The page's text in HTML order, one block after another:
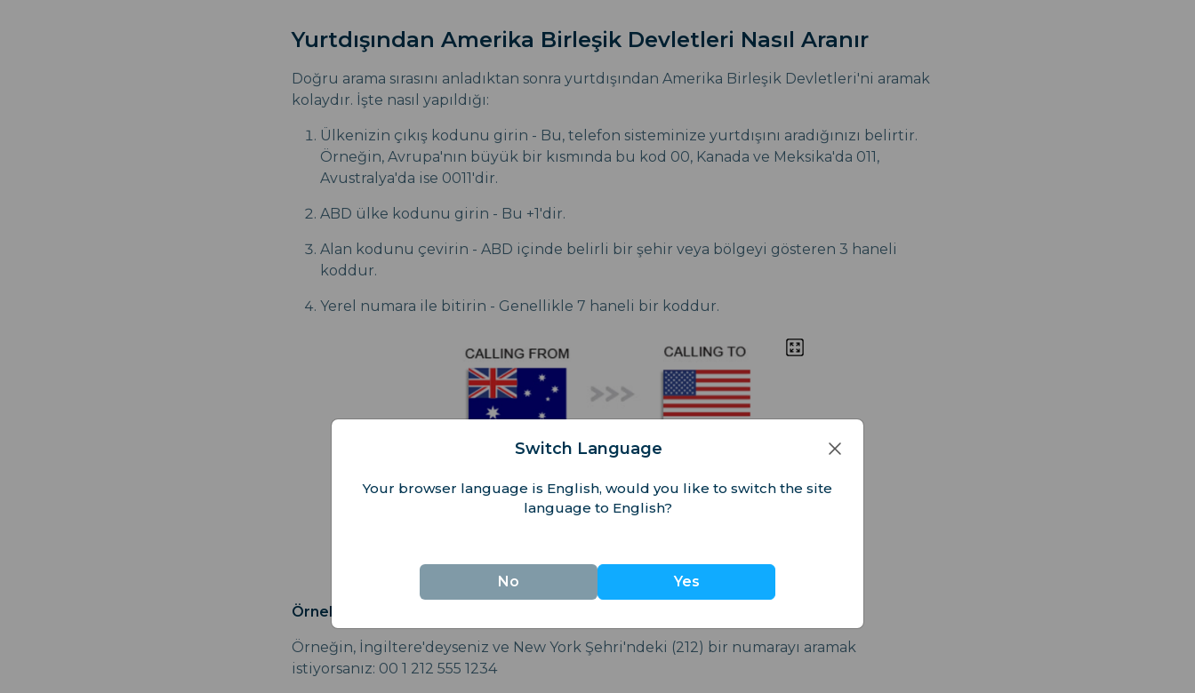
Yurtdışından Amerika Birleşik Devletleri Nasıl Aranır
Doğru arama sırasını anladıktan sonra yurtdışından Amerika Birleşik Devletleri'ni aramak
kolaydır. İşte nasıl yapıldığı:
Ülkenizin çıkış kodunu girin - Bu, telefon sisteminize yurtdışını aradığınızı belirtir.
Örneğin, Avrupa'nın büyük bir kısmında bu kod 00, Kanada ve Meksika'da 011,
Avustralya'da ise 0011'dir.
ABD ülke kodunu girin - Bu +1'dir.
Alan kodunu çevirin - ABD içinde belirli bir şehir veya bölgeyi gösteren 3 haneli
koddur.
Yerel numara ile bitirin - Genellikle 7 haneli bir koddur.
Örnek:
Örneğin, İngiltere'deyseniz ve New York Şehri'ndeki (212) bir numarayı aramak
istiyorsanız: 00 1 212 555 1234
Switch Language
Your browser language is English, would you like to switch the site
language to English?
No Yes